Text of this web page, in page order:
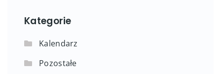
Kategorie
Kalendarz
Pozostałe